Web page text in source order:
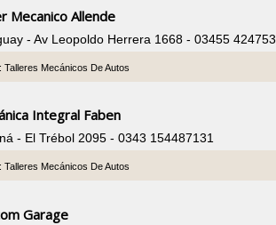
Mecanico Allende
- Av Leopoldo Herrera 1668 - 03455 424753
Talleres Mecánicos De Autos
Integral Faben
- El Trébol 2095 - 0343 154487131
Talleres Mecánicos De Autos
Garage